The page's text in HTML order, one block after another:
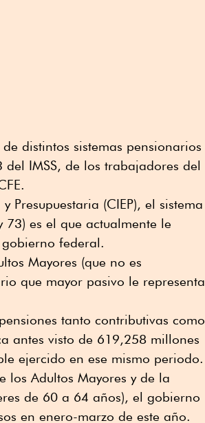
distintos sistemas pensionarios
IMSS, de los trabajadores del
Presupuestaria (CIEP), el sistema
es el que actualmente le
federal.
Mayores (que no es
que mayor pasivo le representa
tanto contributivas como
antes visto de 619,258 millones
ejercido en ese mismo periodo.
los Adultos Mayores y de la
de 60 a 64 años), el gobierno
en enero-marzo de este año.